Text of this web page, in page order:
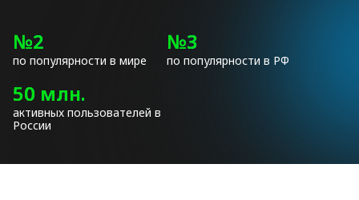
№2
по популярности в мире
№3
по популярности в РФ
50 млн.
активных пользователей в
России